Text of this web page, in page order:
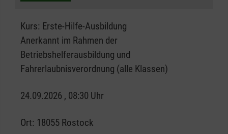
Kurs: Erste-Hilfe-Ausbildung
Anerkannt im Rahmen der
Betriebshelferausbildung und
Fahrerlaubnisverordnung (alle Klassen)
24.09.2026 , 08:30 Uhr
Ort: 18055 Rostock